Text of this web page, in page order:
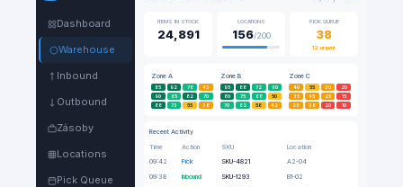
Dashboard
Warehouse
Inbound
Outbound
Zásoby
Locations
Pick Queue
ITEMS IN STOCK
24,891
LOCATIONS
156/200
PICK QUEUE
38
12 urgent
Zone A
85 92 78
45
90
65 82
70
88
73 55 38
Zone B
95 88 72
60
80
75 68
50
70
62 58 42
Zone C
40 55 30
20
35
45 25
15
28
38 20 10
Recent Activity
Time
Action SKU
Location
09:42
Pick SKU-4821
A2-04
09:38
Inbound SKU-1293
B1-02